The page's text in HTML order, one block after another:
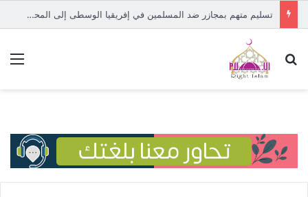
تسليم متهم بمجازر ضد المسلمين في إفريقيا الوسطى إلى المحكمة الدولية
بحث عن